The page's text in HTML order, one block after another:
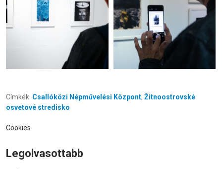
Címkék: Csallóközi Népművelési Központ, Žitnoostrovské
osvetové stredisko
Cookies
Legolvasottabb